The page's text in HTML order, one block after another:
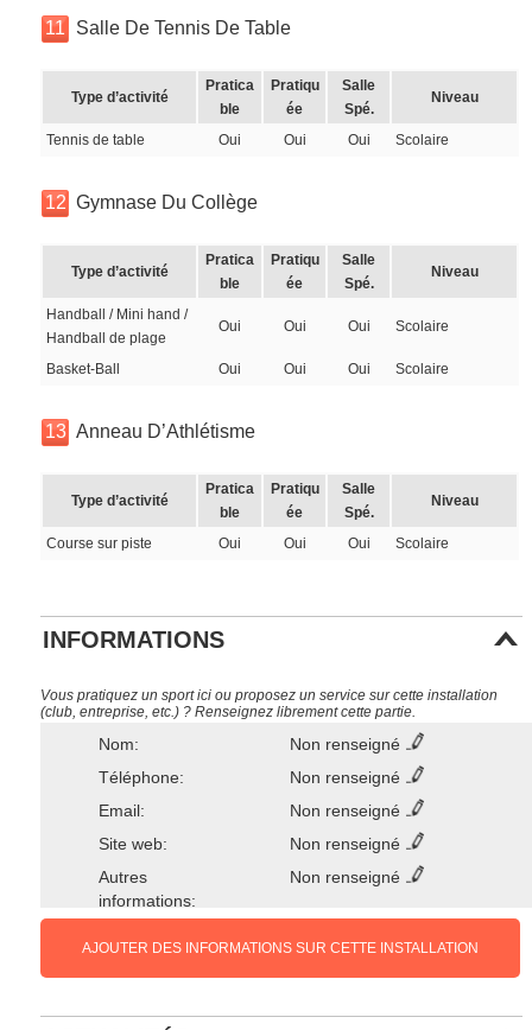
11 Salle De Tennis De Table
Type d’activité
Pratica
ble
Pratiqu
ée
Salle
Spé.
Niveau
Tennis de table Oui Oui Oui Scolaire
12 Gymnase Du Collège
Type d’activité
Pratica
ble
Pratiqu
ée
Salle
Spé.
Niveau
Handball / Mini hand /
Handball de plage
Oui Oui Oui Scolaire
Basket-Ball Oui Oui Oui Scolaire
13 Anneau D’Athlétisme
Type d’activité
Pratica
ble
Pratiqu
ée
Salle
Spé.
Niveau
Course sur piste Oui Oui Oui Scolaire
INFORMATIONS
Vous pratiquez un sport ici ou proposez un service sur cette installation
(club, entreprise, etc.) ? Renseignez librement cette partie.
Nom:
Non renseigné
Téléphone:
Non renseigné
Email:
Non renseigné
Site web:
Non renseigné
Autres
informations:
Non renseigné
AJOUTER DES INFORMATIONS SUR CETTE INSTALLATION